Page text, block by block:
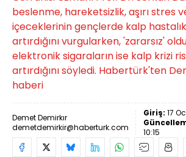
beslenme, hareketsizlik, aşırı stres
içeceklerinin gençlerde kalp
artırdığını vurgularken, 'zararsız'
elektronik sigaraların ise kalp krizi
artırdığını söyledi. Habertürk'ten
haberi
Demet Demirkır
demetdemirkir@haberturk.com
Giriş: 17
10:15